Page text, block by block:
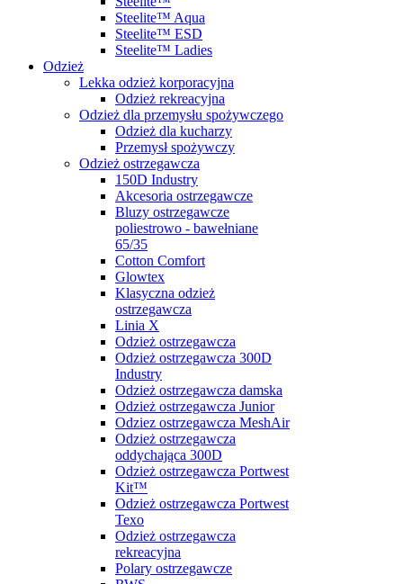
Steelite™ Aqua
Steelite™ ESD
Steelite™ Ladies
Odzież
Lekka odzież korporacyjna
Odzież rekreacyjna
Odzież dla przemysłu spożywczego
Odzież dla kucharzy
Przemysł spożywczy
Odzież ostrzegawcza
150D Industry
Akcesoria ostrzegawcze
Bluzy ostrzegawcze
poliestrowo - bawełniane
65/35
Cotton Comfort
Glowtex
Klasyczna odzież
ostrzegawcza
Linia X
Odzież ostrzegawcza
Odzież ostrzegawcza 300D
Industry
Odzież ostrzegawcza damska
Odzież ostrzegawcza Junior
Odziez ostrzegawcza MeshAir
Odzież ostrzegawcza
oddychająca 300D
Odzież ostrzegawcza Portwest
Kit™
Odzież ostrzegawcza Portwest
Texo
Odzież ostrzegawcza
rekreacyjna
Polary ostrzegawcze